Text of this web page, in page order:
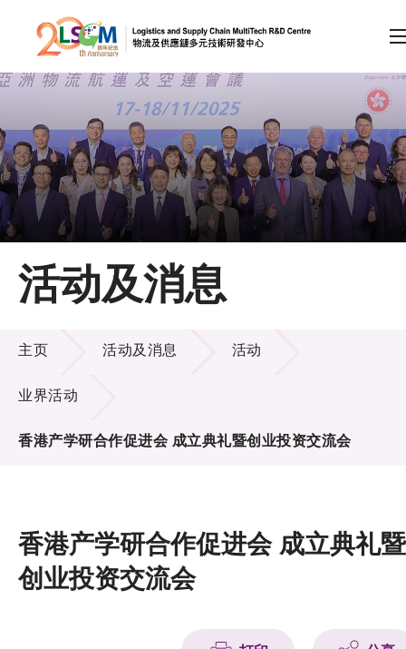
跳到内容（按回车键）
会员登录
A A EN 繁 简
主页
关于LSCM
技术商品化
项目及资助计划
新闻中心
活动及消息
活动及消息
主页 活动及消息 活动
业界活动
香港产学研合作促进会 成立典礼暨创业投资交流会
香港产学研合作促进会 成立典礼暨
创业投资交流会